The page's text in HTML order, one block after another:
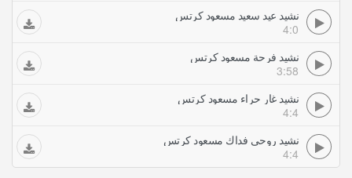
نشيد عيد سعيد مسعود كرتس
4:0
نشيد فرحة مسعود كرتس
3:58
نشيد غار حراء مسعود كرتس
4:4
نشيد روحي فداك مسعود كرتس
4:4